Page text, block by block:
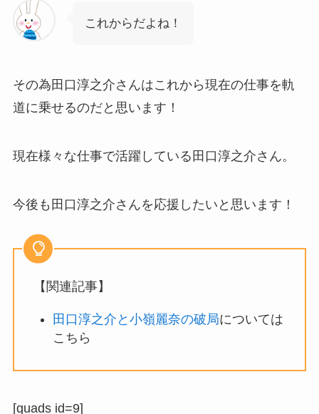
これからだよね！
その為田口淳之介さんはこれから現在の仕事を軌
道に乗せるのだと思います！
現在様々な仕事で活躍している田口淳之介さん。
今後も田口淳之介さんを応援したいと思います！
【関連記事】
田口淳之介と小嶺麗奈の破局については
こちら
[quads id=9]